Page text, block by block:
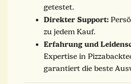
getestet.
Direkter Support:
zu jedem Kauf.
Erfahrung und
Expertise in
garantiert die beste